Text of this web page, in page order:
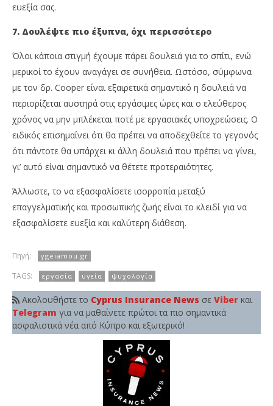
ευεξία σας.
7. Δουλέψτε πιο έξυπνα, όχι περισσότερο
Όλοι κάποια στιγμή έχουμε πάρει δουλειά για το σπίτι, ενώ
μερικοί το έχουν αναγάγει σε συνήθεια. Ωστόσο, σύμφωνα
με τον δρ. Cooper είναι εξαιρετικά σημαντικό η δουλειά να
περιορίζεται αυστηρά στις εργάσιμες ώρες και ο ελεύθερος
χρόνος να μην μπλέκεται ποτέ με εργασιακές υποχρεώσεις. Ο
ειδικός επισημαίνει ότι θα πρέπει να αποδεχθείτε το γεγονός
ότι πάντοτε θα υπάρχει κι άλλη δουλειά που πρέπει να γίνει,
γι’ αυτό είναι σημαντικό να θέτετε προτεραιότητες.
Άλλωστε, το να εξασφαλίσετε ισορροπία μεταξύ
επαγγελματικής και προσωπικής ζωής είναι το κλειδί για να
εξασφαλίσετε ευεξία και καλύτερη διάθεση.
Πηγή: ygeiamou.gr
TAGS: εργασία υγεία ψυχολογία
Ακολουθήστε το Cyprus Insurance News σε Viber και
Telegram για να μαθαίνετε πρώτοι τα πιο σημαντικά
ασφαλιστικά νέα από Κύπρο και εξωτερικό!